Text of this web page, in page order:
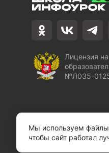
Лицензия
№Л035-
Мы используем
чтобы сайт работал